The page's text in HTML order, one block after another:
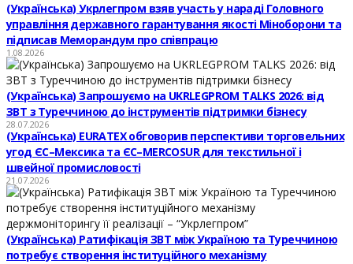
(Українська) Укрлегпром взяв участь у нараді Головного
управління державного гарантування якості Міноборони та
підписав Меморандум про співпрацю
1.08.2026
(Українська) Запрошуємо на UKRLEGPROM TALKS 2026: від
ЗВТ з Туреччиною до інструментів підтримки бізнесу
28.07.2026
(Українська) EURATEX обговорив перспективи торговельних
угод ЄС–Мексика та ЄС–MERCOSUR для текстильної і
швейної промисловості
21.07.2026
(Українська) Ратифікація ЗВТ між Україною та Туреччиною
потребує створення інституційного механізму